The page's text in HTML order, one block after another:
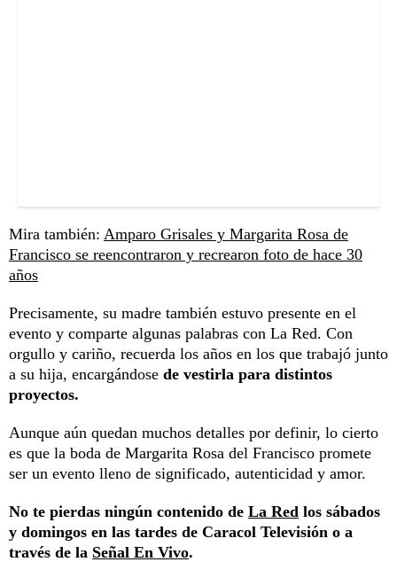
Mira también: Amparo Grisales y Margarita Rosa de
Francisco se reencontraron y recrearon foto de hace 30
años
Precisamente, su madre también estuvo presente en el
evento y comparte algunas palabras con La Red. Con
orgullo y cariño, recuerda los años en los que trabajó junto
a su hija, encargándose de vestirla para distintos
proyectos.
Aunque aún quedan muchos detalles por definir, lo cierto
es que la boda de Margarita Rosa del Francisco promete
ser un evento lleno de significado, autenticidad y amor.
No te pierdas ningún contenido de La Red los sábados
y domingos en las tardes de Caracol Televisión o a
través de la Señal En Vivo.